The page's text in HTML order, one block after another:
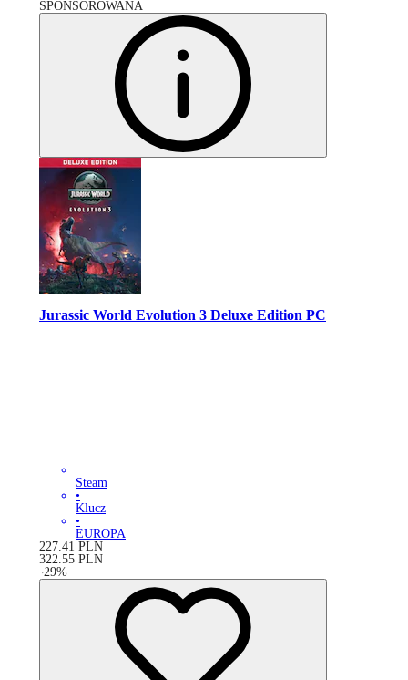
SPONSOROWANA
Jurassic World Evolution 3 Deluxe Edition PC
Steam
•
Klucz
•
EUROPA
227.41 PLN
322.55 PLN
-29%